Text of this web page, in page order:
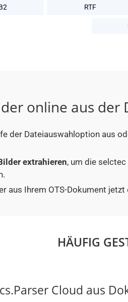
RTF
online aus der
der Dateiauswahloption aus
extrahieren, um die
aus Ihrem OTS-Dokument jetzt
HÄUFIG
Cloud aus